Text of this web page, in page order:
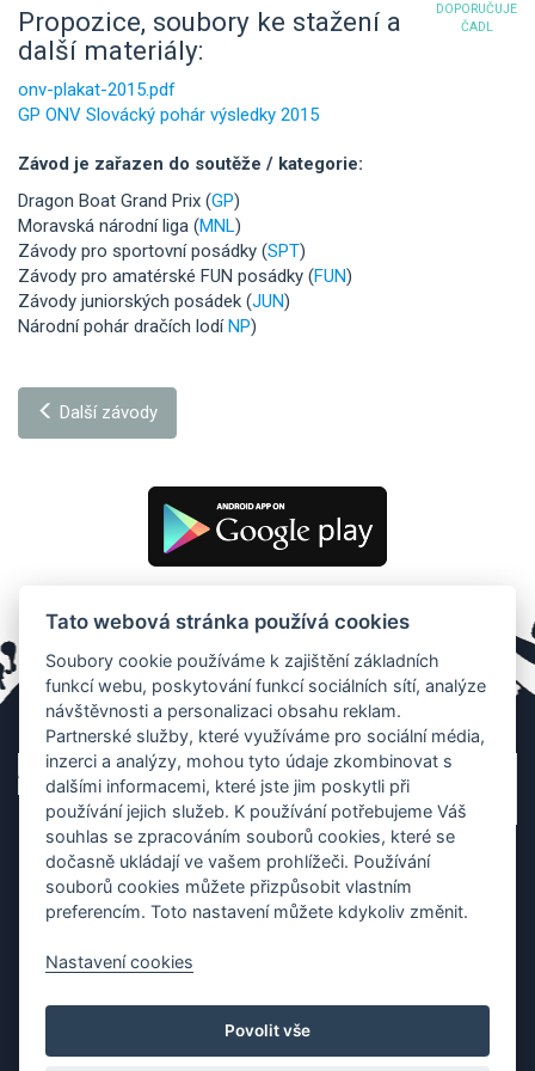
DOPORUČUJE
ČADL
Propozice, soubory ke stažení a
další materiály:
onv-plakat-2015.pdf
GP ONV Slovácký pohár výsledky 2015
Závod je zařazen do soutěže / kategorie:
Dragon Boat Grand Prix (GP)
Moravská národní liga (MNL)
Závody pro sportovní posádky (SPT)
Závody pro amatérské FUN posádky (FUN)
Závody juniorských posádek (JUN)
Národní pohár dračích lodíNP)
Další závody
Copyright (c) 2010 - 2026
, created
Tato webová stránka používá cookies
Soubory cookie používáme k zajištění základních
funkcí webu, poskytování funkcí sociálních sítí, analýze
návštěvnosti a personalizaci obsahu reklam.
Partnerské služby, které využíváme pro sociální média,
inzerci a analýzy, mohou tyto údaje zkombinovat s
dalšími informacemi, které jste jim poskytli při
používání jejich služeb. K používání potřebujeme Váš
souhlas se zpracováním souborů cookies, které se
dočasně ukládají ve vašem prohlížeči. Používání
souborů cookies můžete přizpůsobit vlastním
preferencím. Toto nastavení můžete kdykoliv změnit.
Nastavení cookies
Povolit vše